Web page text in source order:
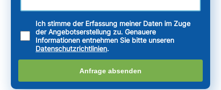
Ich stimme der Erfassung meiner Daten im Zuge
der Angebotserstellung zu. Genauere
Informationen entnehmen Sie bitte unseren
Datenschutzrichtlinien.
Anfrage absenden